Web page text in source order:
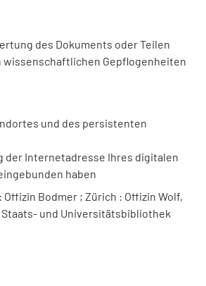
des Dokuments oder Teilen
wissenschaftlichen Gepflogenheiten
und des persistenten
der Internetadresse Ihres digitalen
haben
Bodmer ; Zürich : Offizin Wolf,
Staats- und Universitätsbibliothek